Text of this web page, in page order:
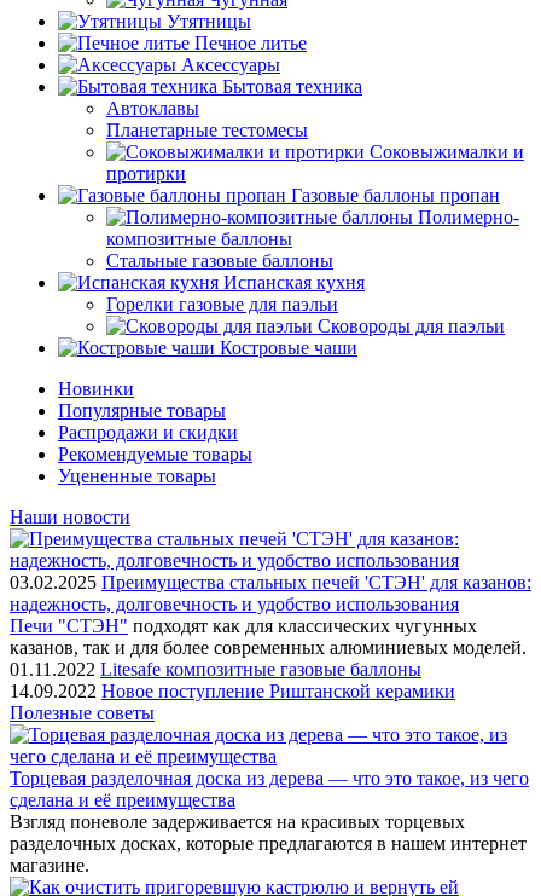
Утятницы
Печное литье
Аксессуары
Бытовая техника
Автоклавы
Планетарные тестомесы
Соковыжималки и
протирки
Газовые баллоны пропан
Полимерно-
композитные баллоны
Стальные газовые баллоны
Испанская кухня
Горелки газовые для паэльи
Сковороды для паэльи
Костровые чаши
Новинки
Популярные товары
Распродажи и скидки
Рекомендуемые товары
Уцененные товары
Наши новости
03.02.2025 Преимущества стальных печей 'СТЭН' для казанов:
надежность, долговечность и удобство использования
Печи "СТЭН" подходят как для классических чугунных
казанов, так и для более современных алюминиевых моделей.
01.11.2022 Litesafe композитные газовые баллоны
14.09.2022 Новое поступление Риштанской керамики
Полезные советы
Торцевая разделочная доска из дерева — что это такое, из чего
сделана и её преимущества
Взгляд поневоле задерживается на красивых торцевых
разделочных досках, которые предлагаются в нашем интернет
магазине.